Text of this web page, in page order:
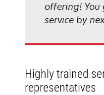
offering!
service by
Highly trained
representatives